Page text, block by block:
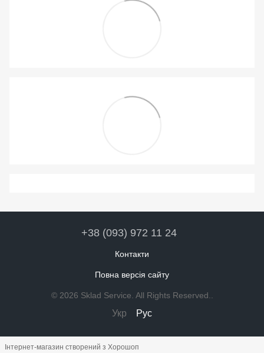
+38 (093) 972 11 24
Контакти
Повна версія сайту
© 2026 Sklad Service. All Rights Reserved..
Укр Рус
Інтернет-магазин створений з Хорошоп